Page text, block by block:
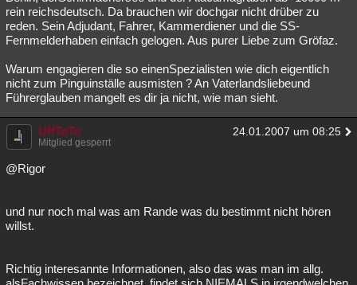
rein reichsdeutsch. Da brauchen wir dochgar nicht drüber zu
reden. Sein Adjudant, Fahrer, Kammerdiener und die SS-
Fernmelderhaben einfach gelogen. Aus purer Liebe zum Gröfaz.
Warum engagieren die so einenSpezialisten wie dich eigentlich
nicht zum Pinguinställe ausmisten ? An Vaterlandsliebeund
Führerglauben mangelt es dir ja nicht, wie man sieht.
UffTaTa 24.01.2007 um 08:25
Mitglied gesperrt
@Rigor
und nur noch mal was am Rande was du bestimmt nicht hören
willst.
Richtig interesannte Informationen, also das was man im allg.